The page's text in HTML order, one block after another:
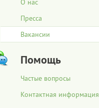
О нас
Пресса
Вакансии
Помощь
Частые вопросы
Контактная информация